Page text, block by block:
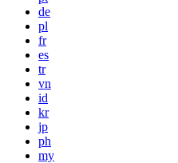
de
pl
fr
es
tr
vn
id
kr
jp
ph
my